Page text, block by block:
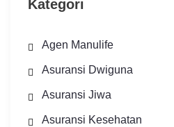
Kategori
Agen Manulife
Asuransi Dwiguna
Asuransi Jiwa
Asuransi Kesehatan